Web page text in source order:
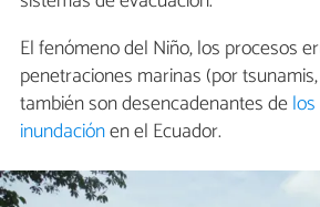
El fenómeno del Niño, los procesos
penetraciones marinas (por
también son desencadenantes de
inundaciónen el Ecuador.